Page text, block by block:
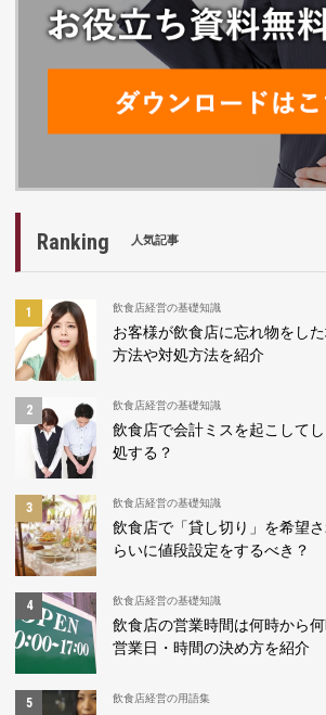
Ranking 人気記事
飲食店経営の基礎知識
お客様が飲食店に忘れ物をし
方法や対処方法を紹介
飲食店経営の基礎知識
飲食店で会計ミスを起こして
処する？
飲食店経営の基礎知識
飲食店で「貸し切り」を希望
らいに値段設定をするべき？
飲食店経営の基礎知識
飲食店の営業時間は何時から
営業日・時間の決め方を紹介
飲食店経営の用語集